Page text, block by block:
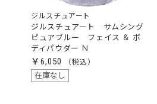
ジルスチュアート
ジルスチュアート サムシング
ピュアブルー フェイス ＆ ボ
ディパウダー Ｎ
￥6,050
在庫なし